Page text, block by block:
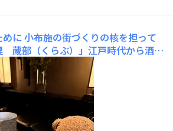
めに小布施の街づくりの核を担って
蔵部（くらぶ）」江戸時代から酒蔵
り合い、冬の期間に寝泊まりをしなが
、食事をする「寄り付き場」が由来で
はん、信州産の肉や魚など素材のもつ
した料理が特徴です。ここも株式会社